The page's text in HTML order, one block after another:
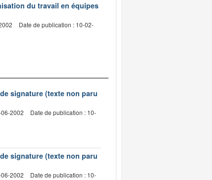
du travail en équipes
Date de publication : 10-02-
signature (texte non paru
2002
Date de publication : 10-
signature (texte non paru
2002
Date de publication : 10-